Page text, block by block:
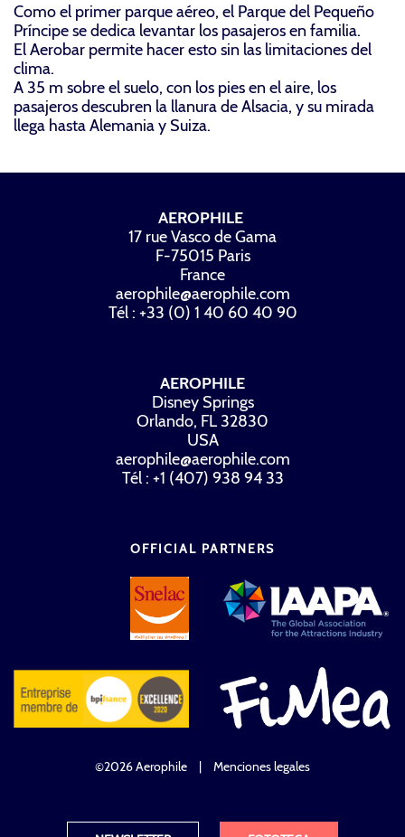
Como el primer parque aéreo, el Parque del Pequeño
Príncipe se dedica levantar los pasajeros en familia.
El Aerobar permite hacer esto sin las limitaciones del
clima.
A 35 m sobre el suelo, con los pies en el aire, los
pasajeros descubren la llanura de Alsacia, y su mirada
llega hasta Alemania y Suiza.
AEROPHILE
17 rue Vasco de Gama
F-75015 Paris
France
aerophile@aerophile.com
Tél : +33 (0) 1 40 60 40 90
AEROPHILE
Disney Springs
Orlando, FL 32830
USA
aerophile@aerophile.com
Tél : +1 (407) 938 94 33
OFFICIAL PARTNERS
©2026 Aerophile | Menciones legales